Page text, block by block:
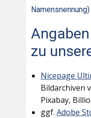
Namensnennung)
zu
Nicepage
Bildarchiven
Pixabay,
ggf. Adobe